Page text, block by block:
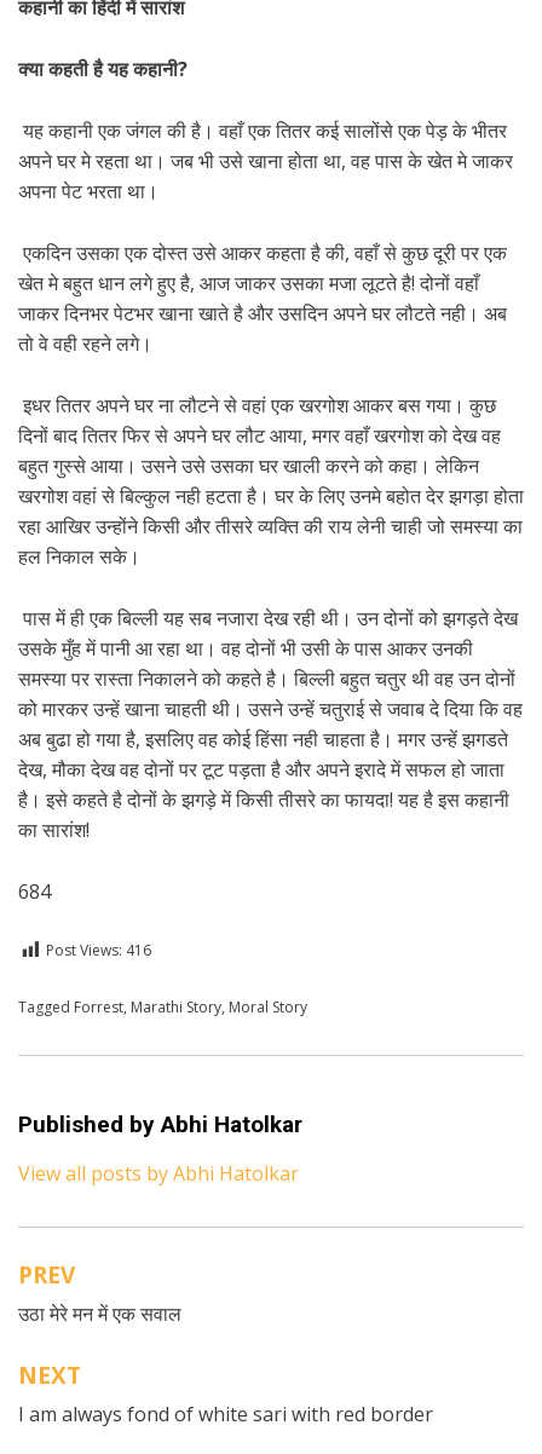
कहानी का हिंदी में सारांश
क्या कहती है यह कहानी?
यह कहानी एक जंगल की है। वहाँ एक तितर कई सालोंसे एक पेड़ के भीतर
अपने घर मे रहता था। जब भी उसे खाना होता था, वह पास के खेत मे जाकर
अपना पेट भरता था।
एकदिन उसका एक दोस्त उसे आकर कहता है की, वहाँ से कुछ दूरी पर एक
खेत मे बहुत धान लगे हुए है, आज जाकर उसका मजा लूटते है! दोनों वहाँ
जाकर दिनभर पेटभर खाना खाते है और उसदिन अपने घर लौटते नही। अब
तो वे वही रहने लगे।
इधर तितर अपने घर ना लौटने से वहां एक खरगोश आकर बस गया। कुछ
दिनों बाद तितर फिर से अपने घर लौट आया, मगर वहाँ खरगोश को देख वह
बहुत गुस्से आया। उसने उसे उसका घर खाली करने को कहा। लेकिन
खरगोश वहां से बिल्कुल नही हटता है। घर के लिए उनमे बहोत देर झगड़ा होता
रहा आखिर उन्होंने किसी और तीसरे व्यक्ति की राय लेनी चाही जो समस्या का
हल निकाल सके।
पास में ही एक बिल्ली यह सब नजारा देख रही थी। उन दोनों को झगड़ते देख
उसके मुँह में पानी आ रहा था। वह दोनों भी उसी के पास आकर उनकी
समस्या पर रास्ता निकालने को कहते है। बिल्ली बहुत चतुर थी वह उन दोनों
को मारकर उन्हें खाना चाहती थी। उसने उन्हें चतुराई से जवाब दे दिया कि वह
अब बुढा हो गया है, इसलिए वह कोई हिंसा नही चाहता है। मगर उन्हें झगडते
देख, मौका देख वह दोनों पर टूट पड़ता है और अपने इरादे में सफल हो जाता
है। इसे कहते है दोनों के झगड़े में किसी तीसरे का फायदा! यह है इस कहानी
का सारांश!
684
Post Views: 416
Posted inKids Stories,Marathi
Tagged Forrest, Marathi Story, Moral Story
Published byAbhi Hatolkar
View all posts by Abhi Hatolkar
Post
navigation
PREV
उठा मेरे मन में एक सवाल
NEXT
I am always fond of white sari with red border